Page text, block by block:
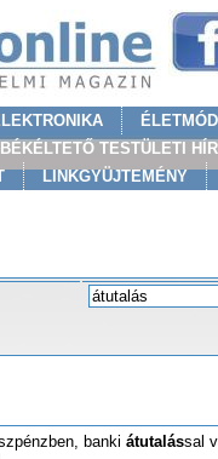
ÉLETMÓD
BÉKÉLTETŐ TESTÜLETI
LINKGYÜJTEMÉNY
banki átutalással